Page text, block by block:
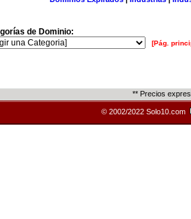
de Dominio:
[Pág.
** Precios
© 2002/2022 Solo10.com